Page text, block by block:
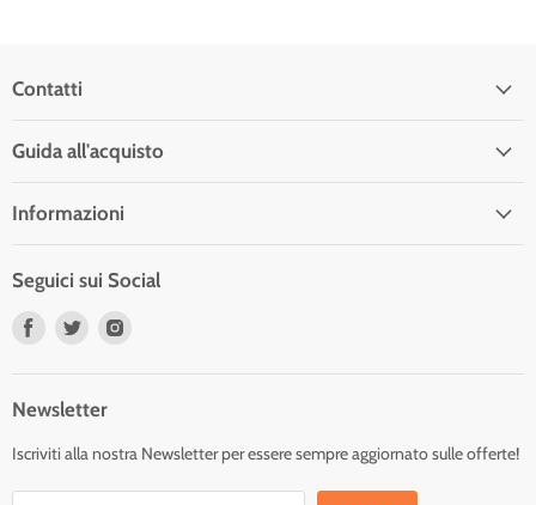
Contatti
Guida all'acquisto
Informazioni
Seguici sui Social
Trovaci
Trovaci
Newsletter
Iscriviti alla nostra Newsletter per essere sempre aggiornato sulle offerte!